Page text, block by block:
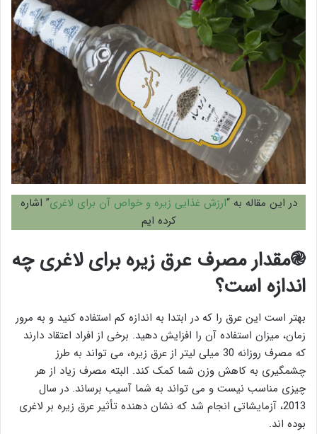
در این مقاله به “ارزش غذایی زیره و خواص آن برای لاغری” اشاره
کرده ایم
֎مقدار مصرف عرق زیره برای لاغری چه
اندازه است؟
بهتر است این عرق را که در ابتدا به اندازه کم استفاده کنید و به مرور
زمان، میزان استفاده آن را افزایش دهید. برخی از افراد اعتقاد دارند
که مصرف روزانه 30 میلی لیتر از عرق زیره، می تواند به طرز
چشمگیری به کاهش وزن شما کمک کند. البته مصرف زیاد از هر
چیزی مناسب نیست و می تواند به شما آسیب برساند. در سال
2013، آزمایشاتی انجام شد که نشان دهنده تأثیر عرق زیره بر لاغری
بوده اند.